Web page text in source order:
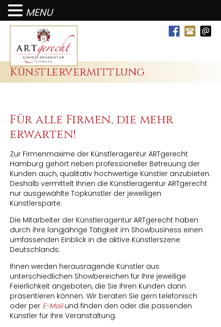
Künstlervermittlung
Für alle Firmen, die mehr
erwarten!
Zur Firmenmaxime der Künstleragentur ARTgerecht
Hamburg gehört neben professioneller Betreuung der
Kunden auch, qualitativ hochwertige Künstler anzubieten.
Deshalb vermittelt Ihnen die Künstleragentur ARTgerecht
nur ausgewählte Topkünstler der jeweiligen
Künstlersparte.
Die Mitarbeiter der Künstleragentur ARTgerecht haben
durch ihre langjährige Tätigkeit im Showbusiness einen
umfassenden Einblick in die aktive Künstlerszene
Deutschlands.
Ihnen werden herausragende Künstler aus
unterschiedlichen Showbereichen für Ihre jeweilige
Feierlichkeit angeboten, die Sie Ihren Kunden dann
präsentieren können. Wir beraten Sie gern telefonisch
oder per E-Mailund finden den oder die passenden
Künstler für Ihre Veranstaltung.
MENU